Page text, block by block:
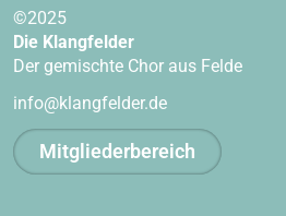
©2025
Die Klangfelder
Der gemischte Chor aus Felde
info@klangfelder.de
Mitgliederbereich